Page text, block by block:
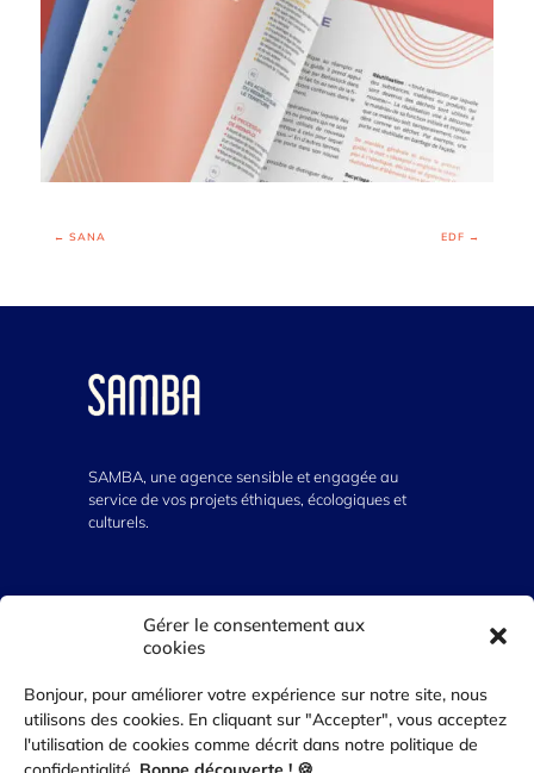
Gérer le consentement aux
cookies
Bonjour, pour améliorer votre expérience sur notre site, nous
utilisons des cookies. En cliquant sur "Accepter", vous acceptez
l'utilisation de cookies comme décrit dans notre politique de
← SANA EDF →
SAMBA, une agence sensible et engagée au
service de vos projets éthiques, écologiques et
culturels.
contact@agence-samba.com